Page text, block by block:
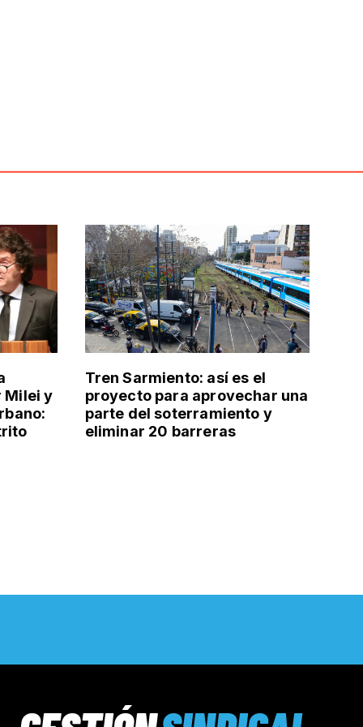
Milei y
Tren Sarmiento: así es el
proyecto para aprovechar una
parte del soterramiento y
eliminar 20 barreras